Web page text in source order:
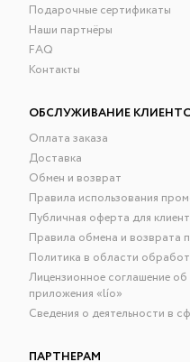
Подарочные сертификаты
Наши партнёры
FAQ
Контакты
ОБСЛУЖИВАНИЕ
Оплата заказа
Доставка
Обмен и возврат
Правила использования
Публичная оферта для
Правила обмена и возврата
Политика в области
Лицензионное соглашение
приложения «lío»
Сведения о деятельности в
ПАРТНЕРАМ